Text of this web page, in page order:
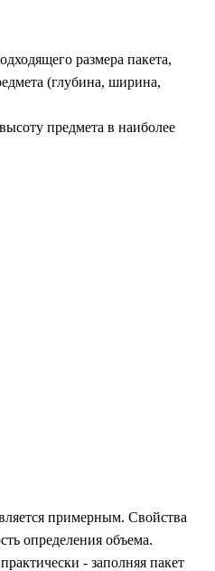
размера пакета,
(глубина, ширина,
предмета в наиболее
примерным. Свойства
определения объема.
- заполняя пакет